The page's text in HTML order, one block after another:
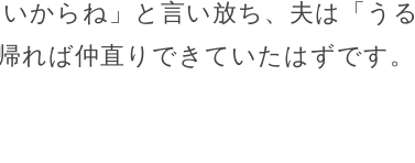
からね」と言い放ち、夫は「うる
れば仲直りできていたはずです。